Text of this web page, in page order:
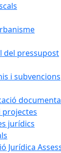
del pressupost
i subvencions
projectes
jurídics
Jurídica